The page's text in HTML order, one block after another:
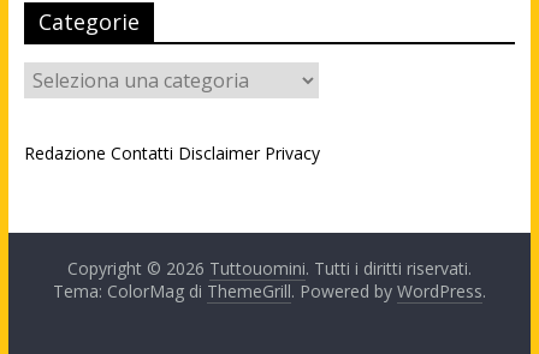
Categorie
Categorie
Redazione Contatti Disclaimer Privacy
Copyright © 2026 Tuttouomini. Tutti i diritti riservati.
Tema: ColorMag di ThemeGrill. Powered by WordPress.